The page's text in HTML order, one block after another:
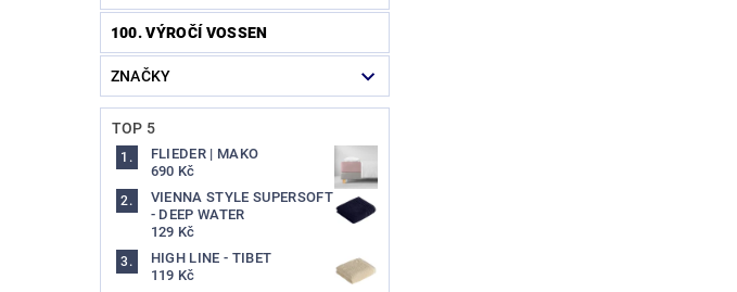
100. VÝROČÍ VOSSEN
ZNAČKY
TOP 5
FLIEDER | MAKO
690 Kč
VIENNA STYLE SUPERSOFT
- DEEP WATER
129 Kč
HIGH LINE - TIBET
119 Kč